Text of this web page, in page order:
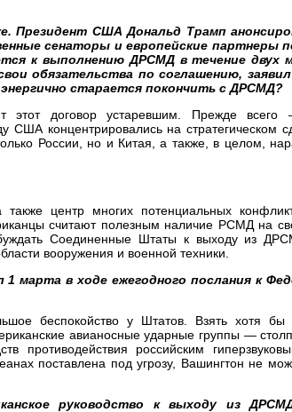
Президент США Дональд Трамп
сенаторы и европейские партнеры
к выполнению ДРСМД в течение двух
обязательства по соглашению, заявил
старается покончить с ДРСМД?
этот договор устаревшим. Прежде
США концентрировались на стратегическом
России, но и Китая, а также, в целом,
центр многих потенциальных
считают полезным наличие РСМД на
Соединенные Штаты к выходу из
вооружения и военной техники.
марта в ходе ежегодного послания к
беспокойство у Штатов. Взять хотя бы
авианосные ударные группы —
российским
поставлена под угрозу, Вашингтон не
руководство к выходу из